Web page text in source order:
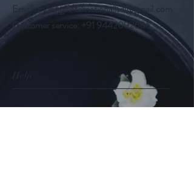
Email:
moringainternationalltd@gmail.com
Customer service: +91 9442092686
FAQ